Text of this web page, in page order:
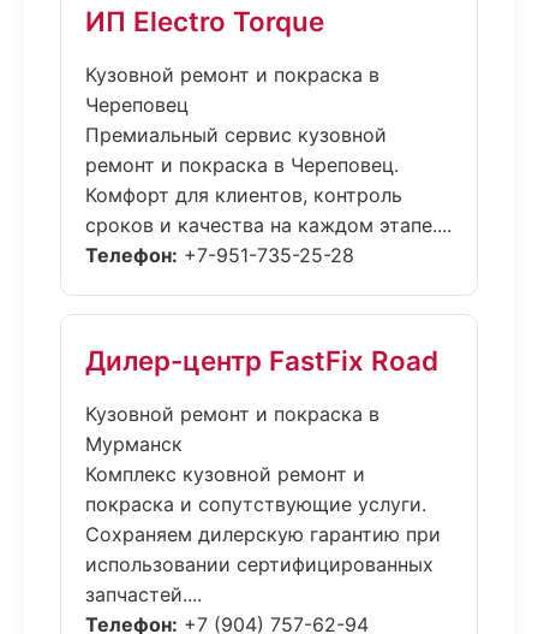
ИП Electro Torque
Кузовной ремонт и покраска в
Череповец
Премиальный сервис кузовной
ремонт и покраска в Череповец.
Комфорт для клиентов, контроль
сроков и качества на каждом этапе....
Телефон: +7-951-735-25-28
Дилер-центр FastFix Road
Кузовной ремонт и покраска в
Мурманск
Комплекс кузовной ремонт и
покраска и сопутствующие услуги.
Сохраняем дилерскую гарантию при
использовании сертифицированных
запчастей....
Телефон: +7 (904) 757-62-94